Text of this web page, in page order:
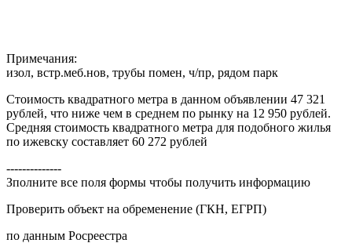
Примечания:
изол, встр.меб.нов, трубы помен, ч/пр, рядом парк
Стоимость квадратного метра в данном объявлении 47 321
рублей, что ниже чем в среднем по рынку на 12 950 рублей.
Средняя стоимость квадратного метра для подобного жилья
по ижевску составляет 60 272 рублей
--------------
Зполните все поля формы чтобы получить информацию
Проверить объект на обременение (ГКН, ЕГРП)
по данным Росреестра